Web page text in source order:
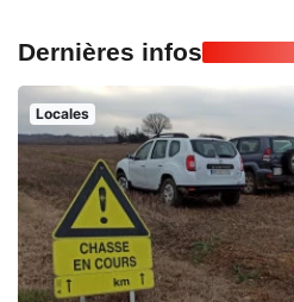
Dernières infos
Locales